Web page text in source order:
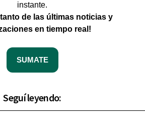
instante.
tanto de las últimas noticias y
en tiempo real!
SUMATE
Seguí leyendo: